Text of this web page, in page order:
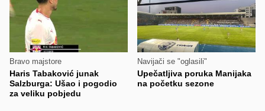
Bravo majstore
Haris Tabaković junak
Salzburga: Ušao i pogodio
za veliku pobjedu
Navijači se "oglasili"
Upečatljiva poruka Manijaka
na početku sezone